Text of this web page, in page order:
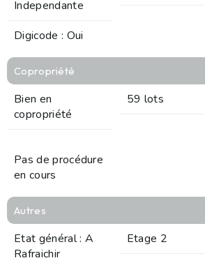
Independante
Digicode : Oui
Copropriété
Bien en
copropriété
59 lots
Pas de procédure
en cours
Autres
Etat général : A
Rafraichir
Etage 2